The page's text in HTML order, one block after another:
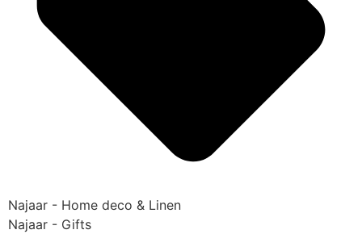
Najaar - Home deco & Linen
Najaar - Gifts